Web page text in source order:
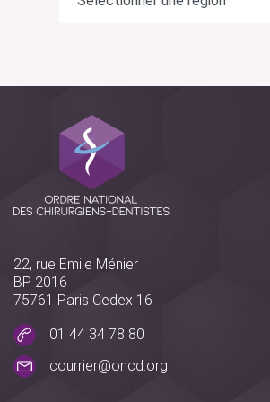
22, rue Emile Ménier
BP 2016
75761 Paris Cedex 16
01 44 34 78 80
courrier@oncd.org